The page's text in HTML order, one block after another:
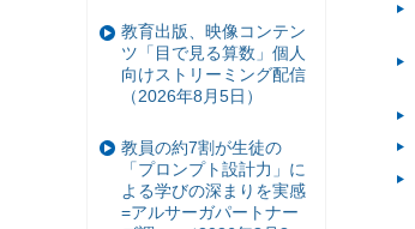
教育出版、映像コンテン
ツ「目で見る算数」個人
向けストリーミング配信
（2026年8月5日）
教員の約7割が生徒の
「プロンプト設計力」に
よる学びの深まりを実感
=アルサーガパートナー